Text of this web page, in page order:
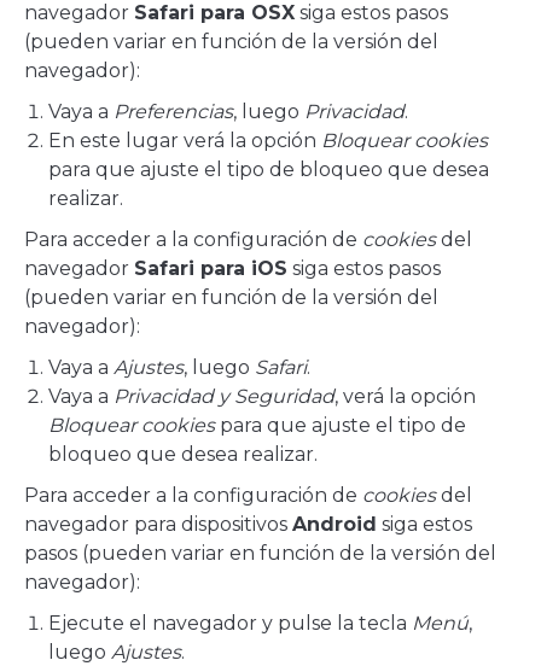
navegador Safari para OSX siga estos pasos
(pueden variar en función de la versión del
navegador):
Vaya a Preferencias, luego Privacidad.
En este lugar verá la opción Bloquear cookies
para que ajuste el tipo de bloqueo que desea
realizar.
Para acceder a la configuración de cookiesdel
navegador Safari para iOS siga estos pasos
(pueden variar en función de la versión del
navegador):
Vaya a Ajustes, luego Safari.
Vaya a Privacidad y Seguridad, verá la opción
Bloquear cookiespara que ajuste el tipo de
bloqueo que desea realizar.
Para acceder a la configuración de cookiesdel
navegador para dispositivos Android siga estos
pasos (pueden variar en función de la versión del
navegador):
Ejecute el navegador y pulse la tecla Menú,
luego Ajustes.